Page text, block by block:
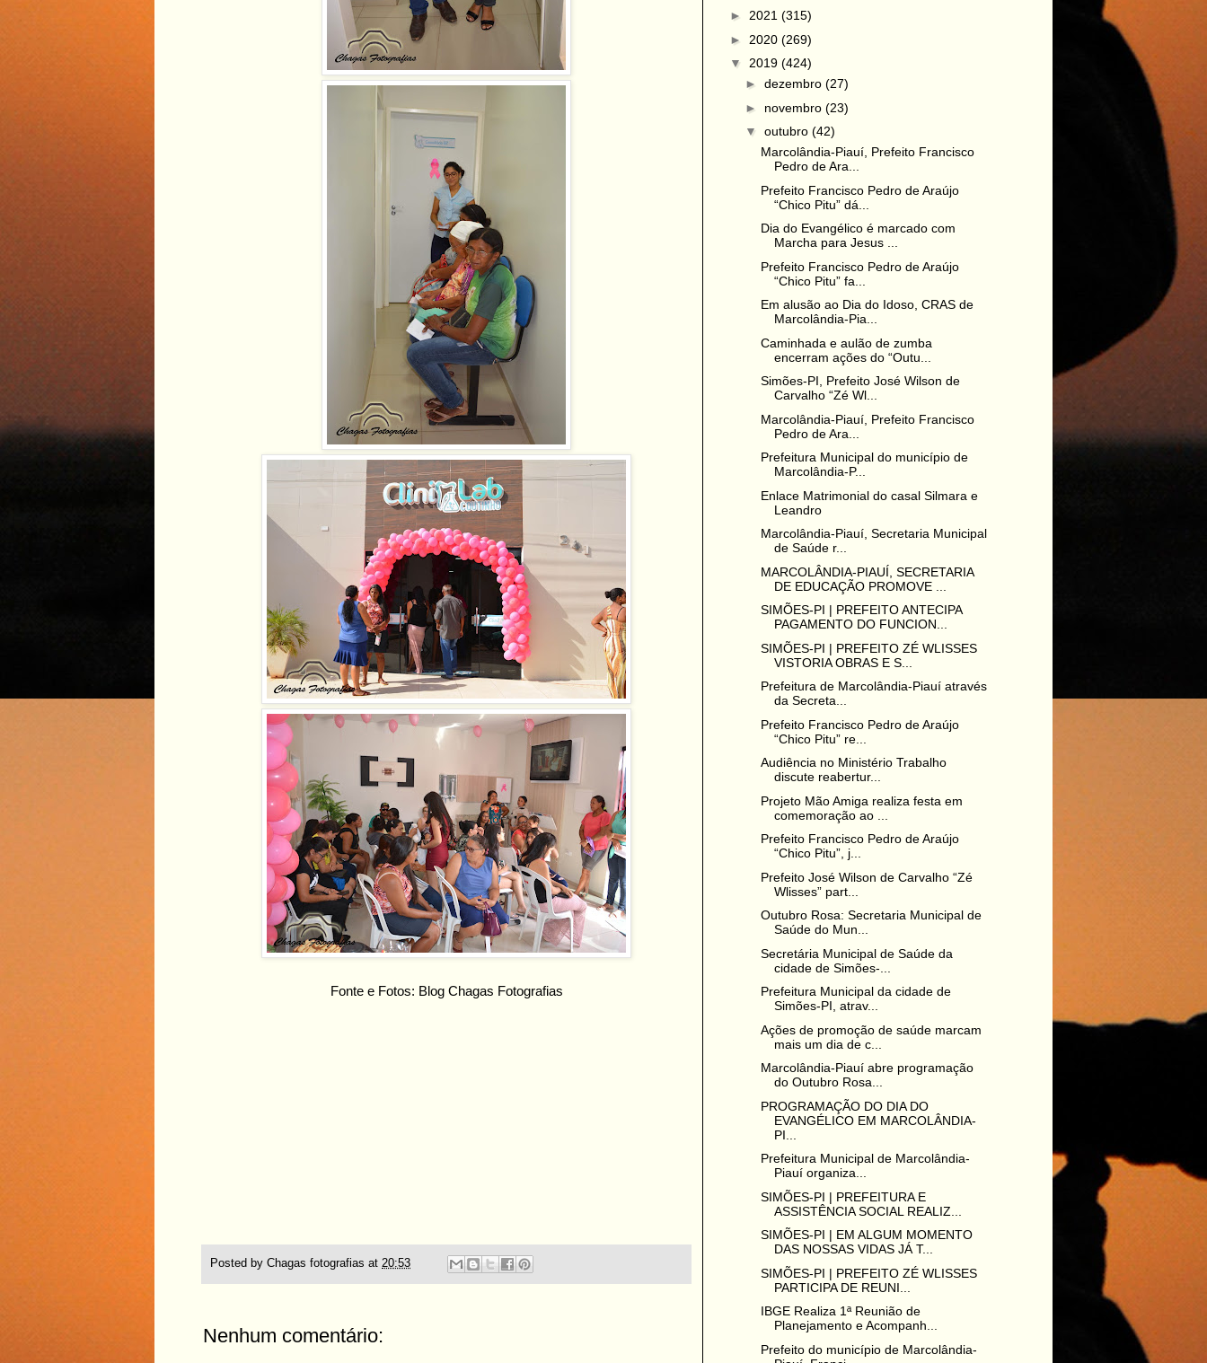
Fonte e Fotos: Blog Chagas Fotografias
Posted by Chagas fotografias at 20:53
Nenhum comentário:
► 2021 (315)
► 2020 (269)
▼ 2019 (424)
► dezembro (27)
► novembro (23)
▼ outubro (42)
Marcolândia-Piauí, Prefeito Francisco
Pedro de Ara...
Prefeito Francisco Pedro de Araújo
“Chico Pitu” dá...
Dia do Evangélico é marcado com
Marcha para Jesus ...
Prefeito Francisco Pedro de Araújo
“Chico Pitu” fa...
Em alusão ao Dia do Idoso, CRAS de
Marcolândia-Pia...
Caminhada e aulão de zumba
encerram ações do “Outu...
Simões-PI, Prefeito José Wilson de
Carvalho “Zé Wl...
Marcolândia-Piauí, Prefeito Francisco
Pedro de Ara...
Prefeitura Municipal do município de
Marcolândia-P...
Enlace Matrimonial do casal Silmara e
Leandro
Marcolândia-Piauí, Secretaria Municipal
de Saúde r...
MARCOLÂNDIA-PIAUÍ, SECRETARIA
DE EDUCAÇÃO PROMOVE ...
SIMÕES-PI | PREFEITO ANTECIPA
PAGAMENTO DO FUNCION...
SIMÕES-PI | PREFEITO ZÉ WLISSES
VISTORIA OBRAS E S...
Prefeitura de Marcolândia-Piauí através
da Secreta...
Prefeito Francisco Pedro de Araújo
“Chico Pitu” re...
Audiência no Ministério Trabalho
discute reabertur...
Projeto Mão Amiga realiza festa em
comemoração ao ...
Prefeito Francisco Pedro de Araújo
“Chico Pitu”, j...
Prefeito José Wilson de Carvalho “Zé
Wlisses” part...
Outubro Rosa: Secretaria Municipal de
Saúde do Mun...
Secretária Municipal de Saúde da
cidade de Simões-...
Prefeitura Municipal da cidade de
Simões-PI, atrav...
Ações de promoção de saúde marcam
mais um dia de c...
Marcolândia-Piauí abre programação
do Outubro Rosa...
PROGRAMAÇÃO DO DIA DO
EVANGÉLICO EM MARCOLÂNDIA-
PI...
Prefeitura Municipal de Marcolândia-
Piauí organiza...
SIMÕES-PI | PREFEITURA E
ASSISTÊNCIA SOCIAL REALIZ...
SIMÕES-PI | EM ALGUM MOMENTO
DAS NOSSAS VIDAS JÁ T...
SIMÕES-PI | PREFEITO ZÉ WLISSES
PARTICIPA DE REUNI...
IBGE Realiza 1ª Reunião de
Planejamento e Acompanh...
Prefeito do município de Marcolândia-